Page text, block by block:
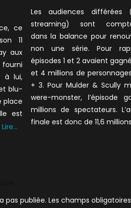
ce
11
aux
fourni
à lui,
blu-
place
est
Lire…
Les audiences différées
streaming) sont
dans la balance pour
non une série. Pour
épisodes 1 et 2 avaient
et 4 millions de
+ 3. Pour Mulder & Scully
were-monster, l’épisode
millions de spectateurs.
finale est donc de 11,6 millions
pas publiée. Les champs